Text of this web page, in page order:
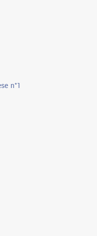
n°1